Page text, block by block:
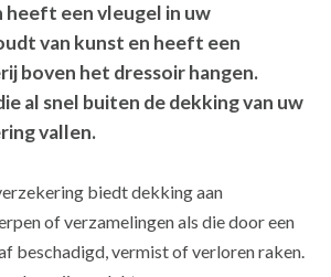
heeft een vleugel in uw
van kunst en heeft een
boven het dressoir hangen.
al snel buiten de dekking van uw
vallen.
biedt dekking aan
of verzamelingen als die door een
beschadigd, vermist of verloren raken.